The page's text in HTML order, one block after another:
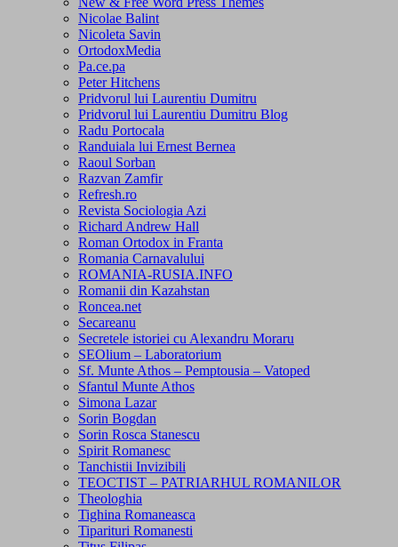
Nicolae Balint
Nicoleta Savin
OrtodoxMedia
Pa.ce.pa
Peter Hitchens
Pridvorul lui Laurentiu Dumitru
Pridvorul lui Laurentiu Dumitru Blog
Radu Portocala
Randuiala lui Ernest Bernea
Raoul Sorban
Razvan Zamfir
Refresh.ro
Revista Sociologia Azi
Richard Andrew Hall
Roman Ortodox in Franta
Romania Carnavalului
ROMANIA-RUSIA.INFO
Romanii din Kazahstan
Roncea.net
Secareanu
Secretele istoriei cu Alexandru Moraru
SEOlium – Laboratorium
Sf. Munte Athos – Pemptousia – Vatoped
Sfantul Munte Athos
Simona Lazar
Sorin Bogdan
Sorin Rosca Stanescu
Spirit Romanesc
Tanchistii Invizibili
TEOCTIST – PATRIARHUL ROMANILOR
Theologhia
Tighina Romaneasca
Tiparituri Romanesti